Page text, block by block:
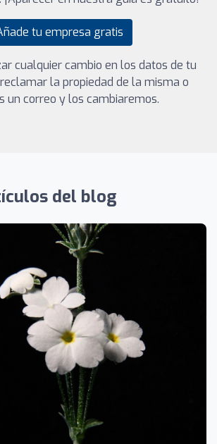
tu empresa gratis
cualquier cambio en los datos de tu
la propiedad de la misma o
un correo y los cambiaremos.
del blog